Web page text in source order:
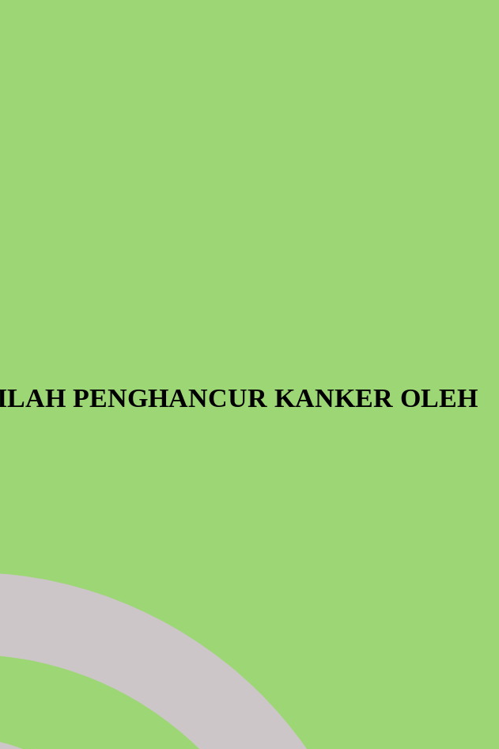
PENGHANCUR KANKER OLEH